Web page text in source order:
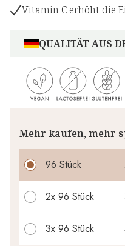
Vitamin C erhöht die
QUALITÄT AUS
Mehr kaufen, mehr
96 Stück
2x 96 Stück
3x 96 Stück